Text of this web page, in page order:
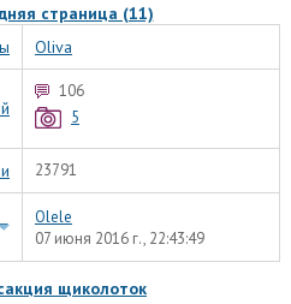
страница (11)
Oliva
106
5
23791
Olele
07 июня 2016 г., 22:43:49
щиколоток